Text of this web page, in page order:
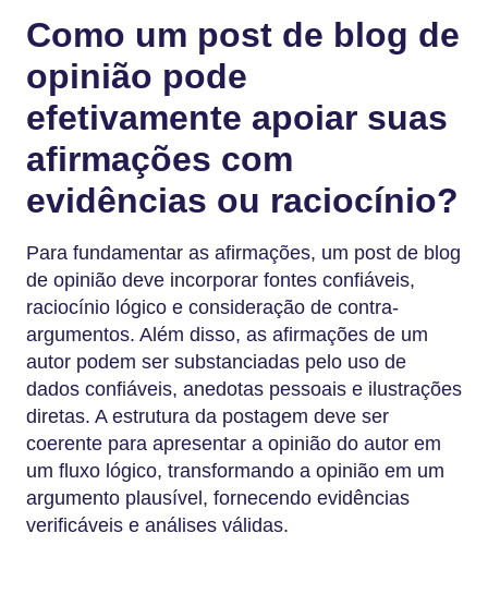
Como um post de blog de
opinião pode
efetivamente apoiar suas
afirmações com
evidências ou raciocínio?
Para fundamentar as afirmações, um post de blog
de opinião deve incorporar fontes confiáveis,
raciocínio lógico e consideração de contra-
argumentos. Além disso, as afirmações de um
autor podem ser substanciadas pelo uso de
dados confiáveis, anedotas pessoais e ilustrações
diretas. A estrutura da postagem deve ser
coerente para apresentar a opinião do autor em
um fluxo lógico, transformando a opinião em um
argumento plausível, fornecendo evidências
verificáveis e análises válidas.